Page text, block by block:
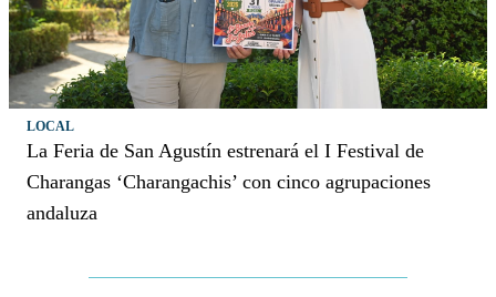
LOCAL
La Feria de San Agustín estrenará el I Festival de
Charangas ‘Charangachis’ con cinco agrupaciones
andaluza